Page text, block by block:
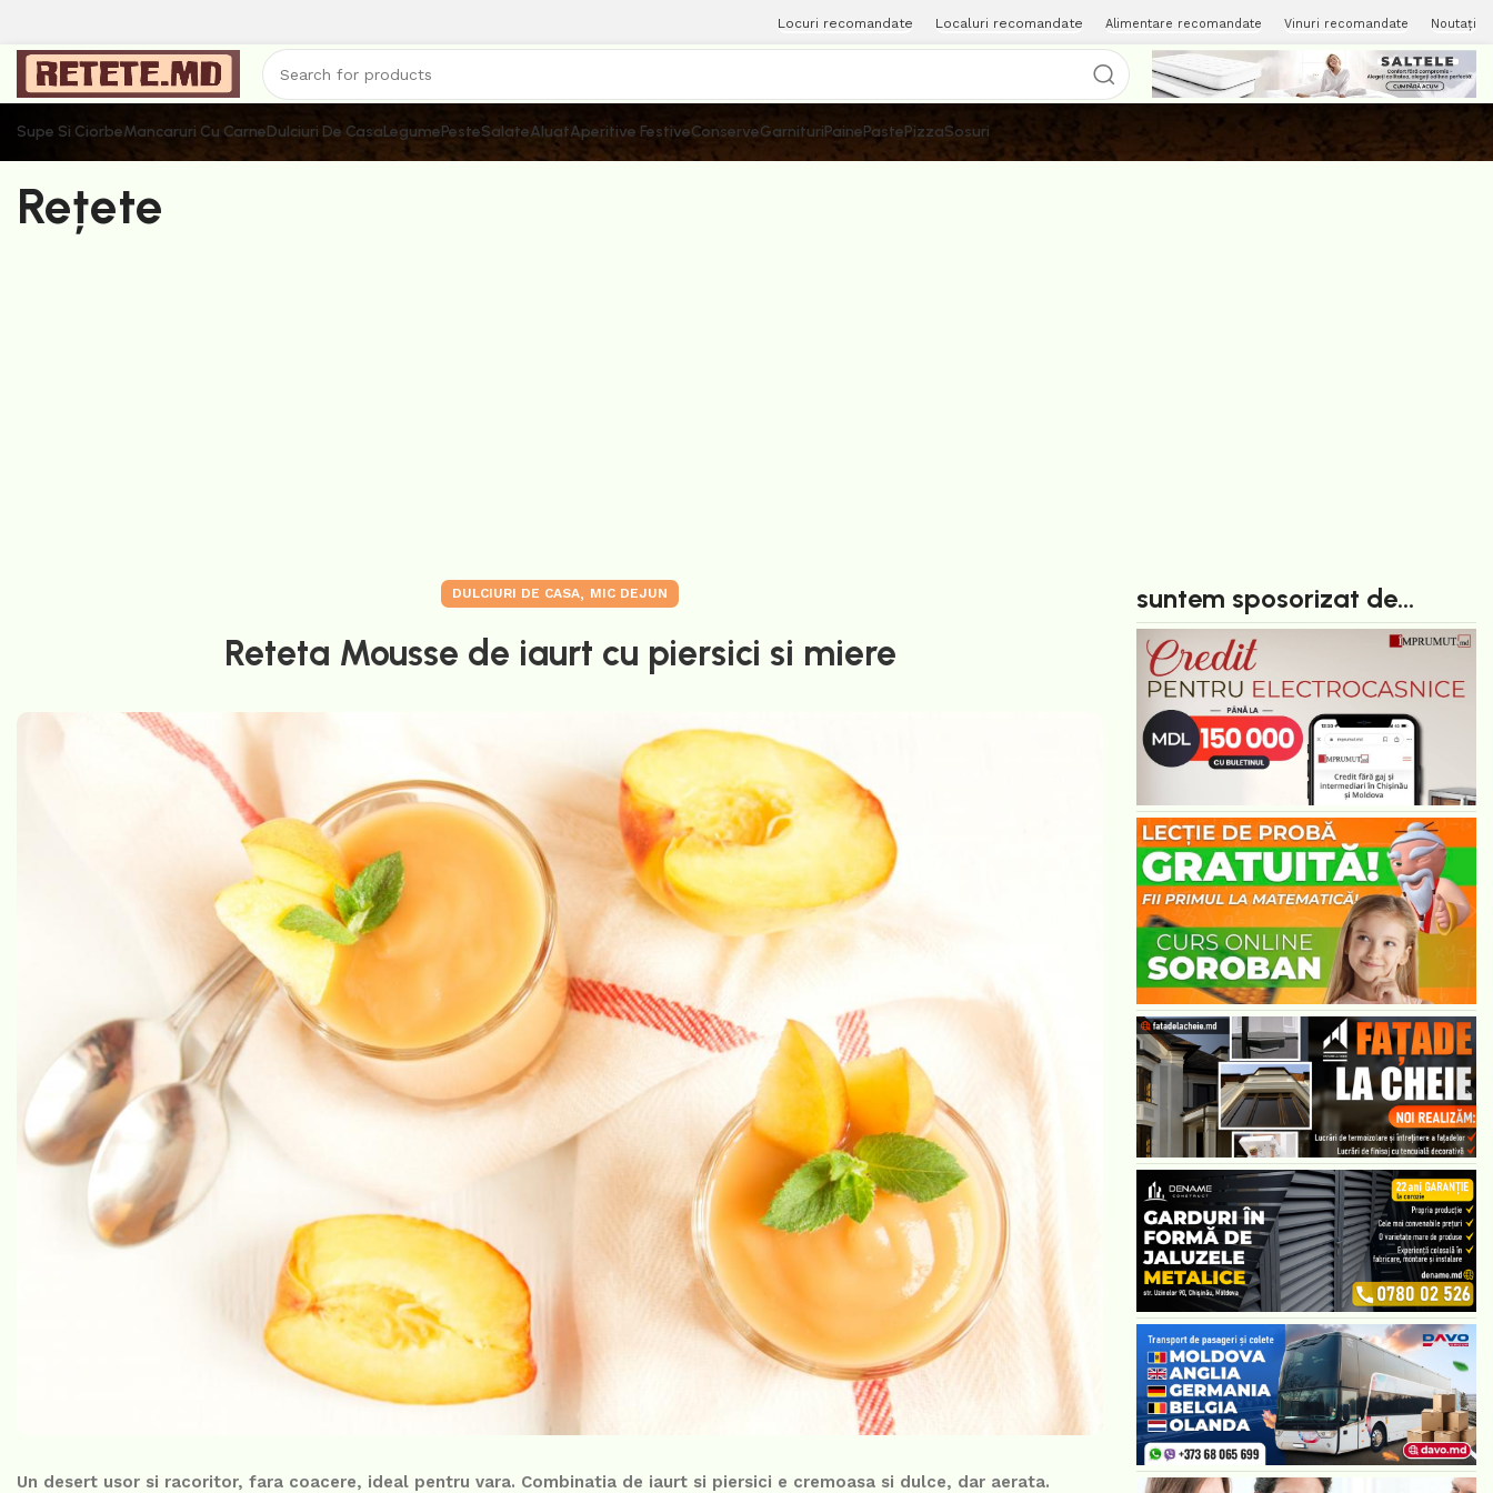
Locuri recomandate Localuri recomandate Alimentare recomandate Vinuri recomandate Noutați
Supe Si CiorbeMancaruri Cu CarneDulciuri De CasaLegumePesteSalateAluatAperitive FestiveConserveGarnituriPainePastePizzaSosuri
Rețete
DULCIURI DE CASA, MIC DEJUN
Reteta Mousse de iaurt cu piersici si miere
Un desert usor si racoritor, fara coacere, ideal pentru vara. Combinatia de iaurt si piersici e cremoasa si dulce, dar aerata.
suntem sposorizat de...